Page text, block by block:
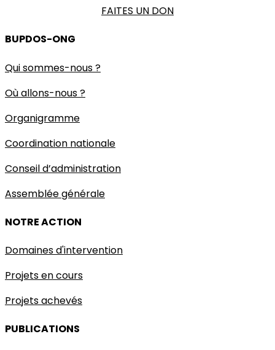
FAITES UN DON
BUPDOS-ONG
Qui sommes-nous ?
Où allons-nous ?
Organigramme
Coordination nationale
Conseil d’administration
Assemblée générale
NOTRE ACTION
Domaines d'intervention
Projets en cours
Projets achevés
PUBLICATIONS